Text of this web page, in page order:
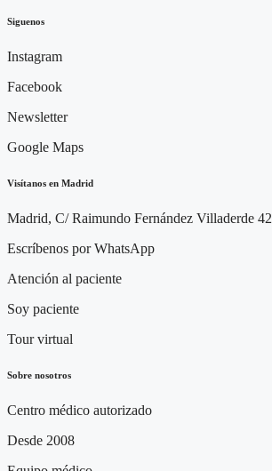
Siguenos
Instagram
Facebook
Newsletter
Google Maps
Visítanos en Madrid
Madrid, C/ Raimundo Fernández Villaderde 42
Escríbenos por WhatsApp
Atención al paciente
Soy paciente
Tour virtual
Sobre nosotros
Centro médico autorizado
Desde 2008